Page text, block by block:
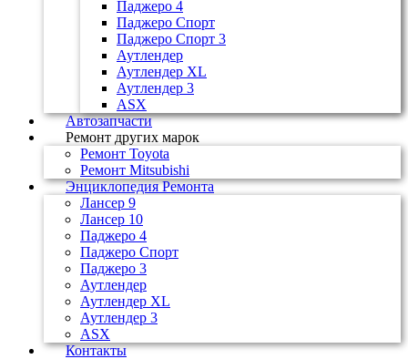
Паджеро 4
Паджеро Спорт
Паджеро Спорт 3
Аутлендер
Аутлендер ХL
Аутлендер 3
ASX
Автозапчасти
Ремонт других марок
Ремонт Toyota
Ремонт Mitsubishi
Энциклопедия Ремонта
Лансер 9
Лансер 10
Паджеро 4
Паджеро Спорт
Паджеро 3
Аутлендер
Аутлендер ХL
Аутлендер 3
ASX
Контакты